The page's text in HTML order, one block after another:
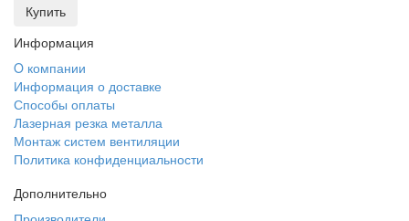
Купить
Информация
O компании
Информация о доставке
Способы оплаты
Лазерная резка металла
Монтаж систем вентиляции
Политика конфиденциальности
Дополнительно